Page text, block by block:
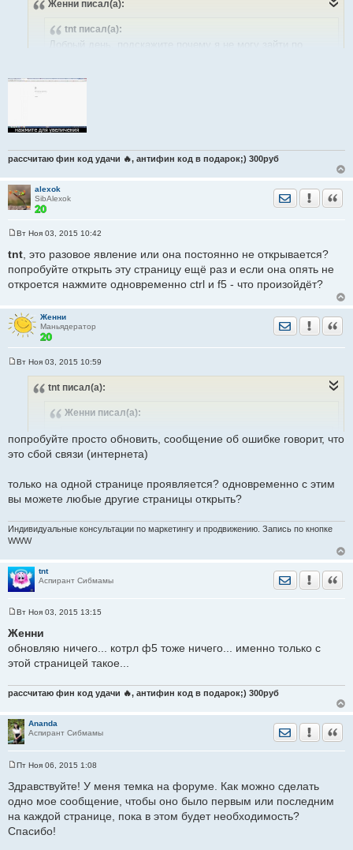
Женни писал(а):
tnt писал(а):
Добрый день, подскажите почему я не могу зайти по
а можете скриншот сделать?
рассчитаю фин код удачи 🔥, антифин код в подарок;) 300руб
alexok
SibAlexok
Отправить
о
о
б
е
е
Вт Ноя 03, 2015 10:42
tnt , это разовое явление или она постоянно не открывается?
попробуйте открыть эту страницу ещё раз и если она опять не
откроется нажмите одновременно ctrl и f5 - что произойдёт?
Женни
Маньядератор
Отправить
е
Вт Ноя 03, 2015 10:59
tnt писал(а):
Женни писал(а):
tntписал(а):
Добрый день, подскажите почему я не могу зайти по
пишет что страница заблокирована...
а можете скриншот сделать?
попробуйте просто обновить, сообщение об ошибке говорит, что
это сбой связи (интернета)
только на одной странице проявляется? одновременно с этим
вы можете любые другие страницы открыть?
Индивидуальные консультации по маркетингу и продвижению. Запись по кнопке
WWW
tnt
Аспирант Сибмамы
Отправить
о
о
б
е
и
е
Вт Ноя 03, 2015 13:15
Женни
обновляю ничего... котрл ф5 тоже ничего... именно только с
этой страницей такое...
рассчитаю фин код удачи 🔥, антифин код в подарок;) 300руб
Ananda
Аспирант Сибмамы
Отправить
о
б
щ
е
н
Пт Ноя 06, 2015 1:08
Здравствуйте! У меня темка на форуме. Как можно сделать
одно мое сообщение, чтобы оно было первым или последним
на каждой странице, пока в этом будет необходимость?
Спасибо!